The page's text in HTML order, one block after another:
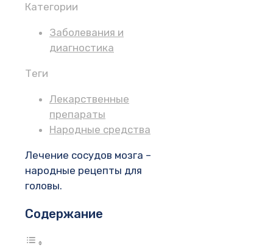
Категории
Заболевания и
диагностика
Теги
Лекарственные
препараты
Народные средства
Лечение сосудов мозга –
народные рецепты для
головы.
Содержание